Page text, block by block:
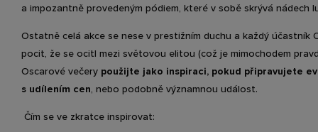
a impozantně provedeným pódiem, které v sobě skrývá nádech
Ostatně celá akce se nese v prestižním duchu a každý účastník
pocit, že se ocitl mezi světovou elitou (což je mimochodem
Oscarové večery použijte jako inspiraci, pokud připravujete
s udílením cen, nebo podobně významnou událost.
Čím se ve zkratce inspirovat: